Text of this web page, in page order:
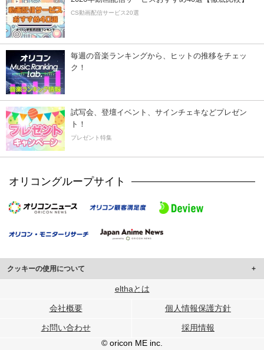
CS動画配信サービス20選
毎週の音楽ランキングから、ヒットの推移をチェッ
ク！
試写会、登壇イベント、サインチェキなどプレゼン
ト！
プレゼント特集
オリコングループサイト
クッキーの使用について
このサイトでは Cookie を使用して、ユーザーに合わせたコンテンツや広告の
行っています。
メディアや広告配信、データ解析の各パートナーに提供しています。
各パートナーは、この情報とユーザーが各パートナーに提供した他の情報や、
ユーザーが各パートナーのサービスを使用したときに収集した他の情報を組み
elthaとは
会社概要 個人情報保護方針
お問い合わせ
採用情報
© oricon ME inc.